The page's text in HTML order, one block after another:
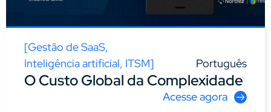
[Gestão de SaaS,
Inteligência artificial, ITSM] Português
O Custo Global da Complexidade
Acesse agora